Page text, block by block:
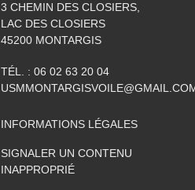
3 CHEMIN DES CLOSIERS,
LAC DES CLOSIERS
45200 MONTARGIS
TÉL. : 06 02 63 20 04
INFORMATIONS LÉGALES
SIGNALER UN CONTENU
INAPPROPRIÉ